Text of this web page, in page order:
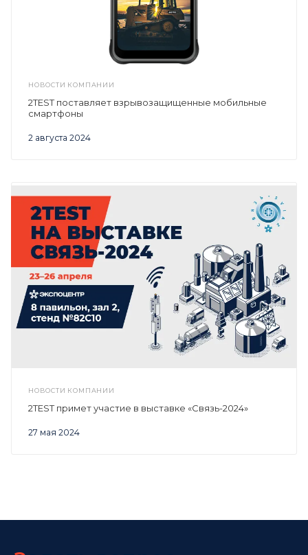
НОВОСТИ КОМПАНИИ
2 августа 2024
2TEST поставляет взрывозащищенные мобильные
смартфоны
НОВОСТИ КОМПАНИИ
27 мая 2024
2TEST примет участие в выставке «Связь-2024»